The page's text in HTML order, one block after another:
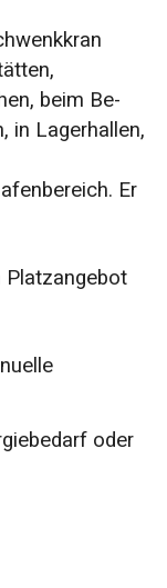
beim Be-
in Lagerhallen,
Er
oder